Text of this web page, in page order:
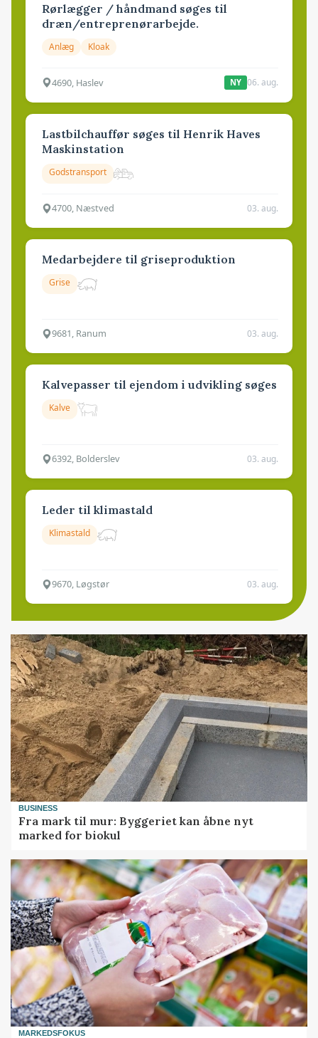
Rørlægger / håndmand søges til
dræn/entreprenørarbejde.
Anlæg Kloak
4690, Haslev NY 06. aug.
Lastbilchauffør søges til Henrik Haves
Maskinstation
Godstransport
4700, Næstved 03. aug.
Medarbejdere til griseproduktion
Grise
9681, Ranum 03. aug.
Kalvepasser til ejendom i udvikling søges
Kalve
6392, Bolderslev 03. aug.
Leder til klimastald
Klimastald
9670, Løgstør 03. aug.
BUSINESS
Fra mark til mur: Byggeriet kan åbne nyt
marked for biokul
MARKEDSFOKUS